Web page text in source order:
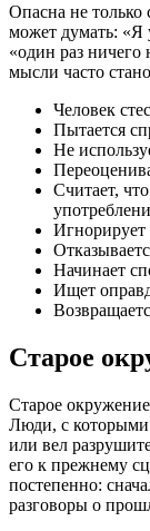
Опасна не только
может думать: «Я
«один раз ничего
мысли часто
Человек
Пытается
Не
Считает,
Игнорирует
Начинает
Ищет
Старое
Старое
Люди, с которыми
или вел
его к прежнему
постепенно:
разговоры о